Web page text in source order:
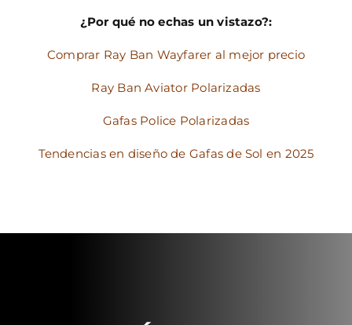
¿Por qué no echas un vistazo?:
Comprar Ray Ban Wayfarer al mejor precio
Ray Ban Aviator Polarizadas
Gafas Police Polarizadas
Tendencias en diseño de Gafas de Sol en 2025